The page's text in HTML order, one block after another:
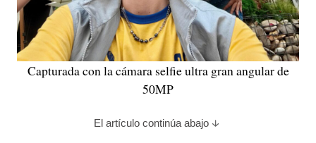
Capturada con la cámara selfie ultra gran angular de
50MP
El artículo continúa abajo